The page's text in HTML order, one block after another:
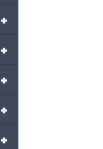
+
+
+
+
+